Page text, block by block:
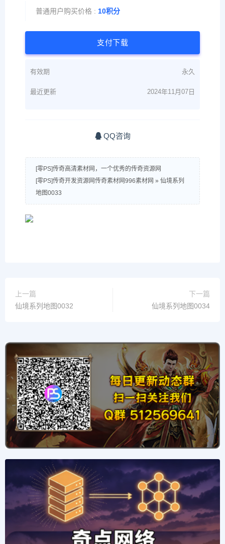
普通用户购买价格 : 10积分
支付下载
有效期 永久
最近更新 2024年11月07日
QQ咨询
[零PS]传奇高清素材网，一个优秀的传奇资源网
[零PS]传奇开发资源网传奇素材网996素材网 » 仙境系列
地图0033
上一篇
仙境系列地图0032
下一篇
仙境系列地图0034